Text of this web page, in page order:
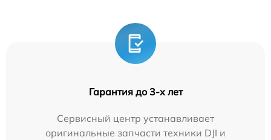
Гарантия до 3-х лет
Сервисный центр устанавливает
оригинальные запчасти техники DJI и